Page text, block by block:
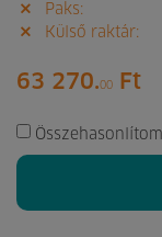
Paks:
Külső raktár:
63 270.00 Ft
Összehasonlítom